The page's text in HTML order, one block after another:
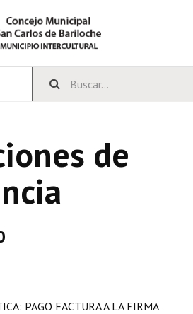
de
PAGO FACTURA A LA FIRMA